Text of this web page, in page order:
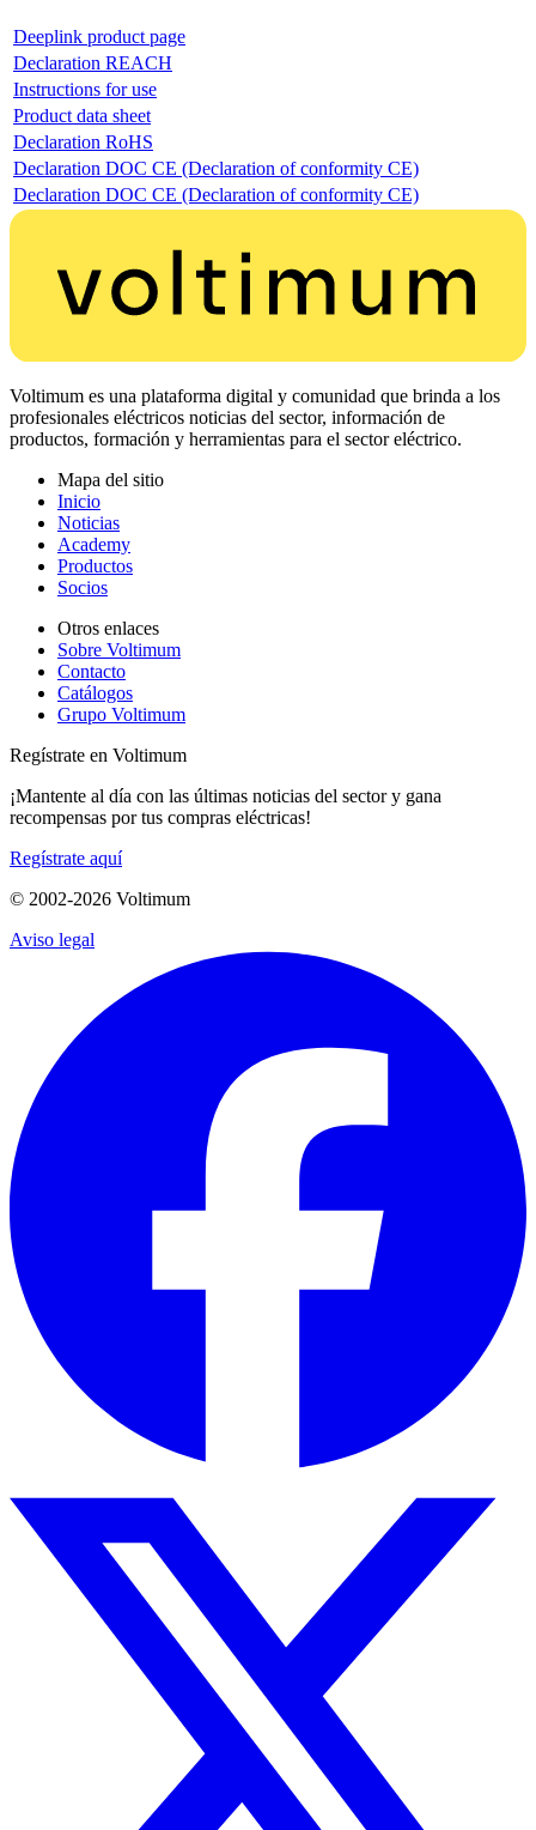
Deeplink product page
Declaration REACH
Instructions for use
Product data sheet
Declaration RoHS
Declaration DOC CE (Declaration of conformity CE)
Declaration DOC CE (Declaration of conformity CE)
Voltimum es una plataforma digital y comunidad que brinda a los
profesionales eléctricos noticias del sector, información de
productos, formación y herramientas para el sector eléctrico.
Mapa del sitio
Inicio
Noticias
Academy
Productos
Socios
Otros enlaces
Sobre Voltimum
Contacto
Catálogos
Grupo Voltimum
Regístrate en Voltimum
¡Mantente al día con las últimas noticias del sector y gana
recompensas por tus compras eléctricas!
Regístrate aquí
© 2002-2026 Voltimum
Aviso legal